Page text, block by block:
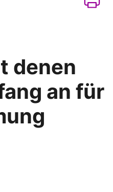
denen
an für